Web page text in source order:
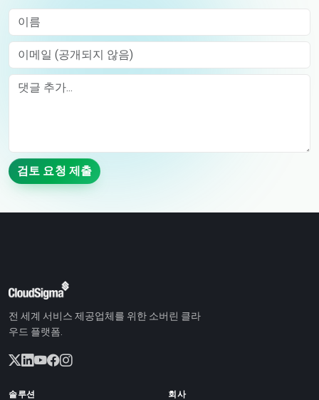
이름
이메일 (공개되지 않음)
Comment
검토 요청 제출
전 세계 서비스 제공업체를 위한 소버린 클라
우드 플랫폼.
솔루션 회사